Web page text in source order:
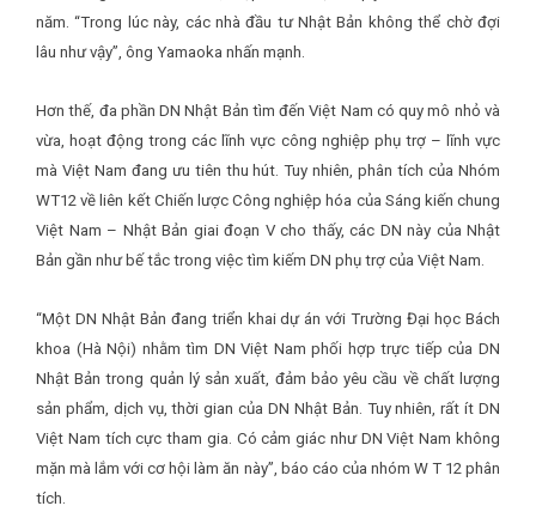
năm. “Trong lúc này, các nhà đầu tư Nhật Bản không thể chờ đợi
lâu như vậy”, ông Yamaoka nhấn mạnh.
Hơn thế, đa phần DN Nhật Bản tìm đến Việt Nam có quy mô nhỏ và
vừa, hoạt động trong các lĩnh vực công nghiệp phụ trợ – lĩnh vực
mà Việt Nam đang ưu tiên thu hút. Tuy nhiên, phân tích của Nhóm
WT12 về liên kết Chiến lược Công nghiệp hóa của Sáng kiến chung
Việt Nam – Nhật Bản giai đoạn V cho thấy, các DN này của Nhật
Bản gần như bế tắc trong việc tìm kiếm DN phụ trợ của Việt Nam.
“Một DN Nhật Bản đang triển khai dự án với Trường Đại học Bách
khoa (Hà Nội) nhằm tìm DN Việt Nam phối hợp trực tiếp của DN
Nhật Bản trong quản lý sản xuất, đảm bảo yêu cầu về chất lượng
sản phẩm, dịch vụ, thời gian của DN Nhật Bản. Tuy nhiên, rất ít DN
Việt Nam tích cực tham gia. Có cảm giác như DN Việt Nam không
mặn mà lắm với cơ hội làm ăn này”, báo cáo của nhóm W T 12 phân
tích.